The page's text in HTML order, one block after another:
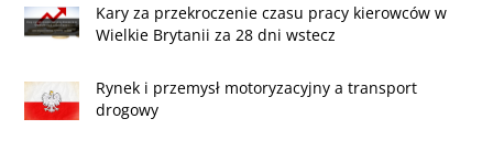
Kary za przekroczenie czasu pracy kierowców w
Wielkie Brytanii za 28 dni wstecz
Rynek i przemysł motoryzacyjny a transport
drogowy